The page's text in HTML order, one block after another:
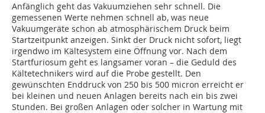
Anfänglich geht das Vakuumziehen sehr schnell. Die
gemessenen Werte nehmen schnell ab, was neue
Vakuumgeräte schon ab atmosphärischem Druck beim
Startzeitpunkt anzeigen. Sinkt der Druck nicht sofort, liegt
irgendwo im Kältesystem eine Öffnung vor. Nach dem
Startfuriosum geht es langsamer voran – die Geduld des
Kältetechnikers wird auf die Probe gestellt. Den
gewünschten Enddruck von 250 bis 500 micron erreicht er
bei kleinen und neuen Anlagen bereits nach ein bis zwei
Stunden. Bei großen Anlagen oder solcher in Wartung mit